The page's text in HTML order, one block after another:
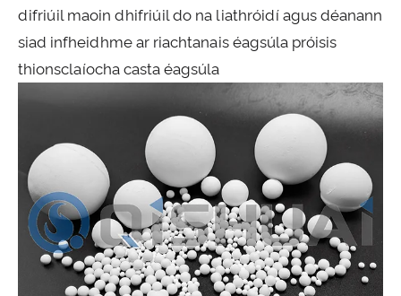
difriúil maoin dhifriúil do na liathróidí agus déanann
siad infheidhme ar riachtanais éagsúla próisis
thionsclaíocha casta éagsúla